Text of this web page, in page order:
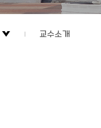
교수소개